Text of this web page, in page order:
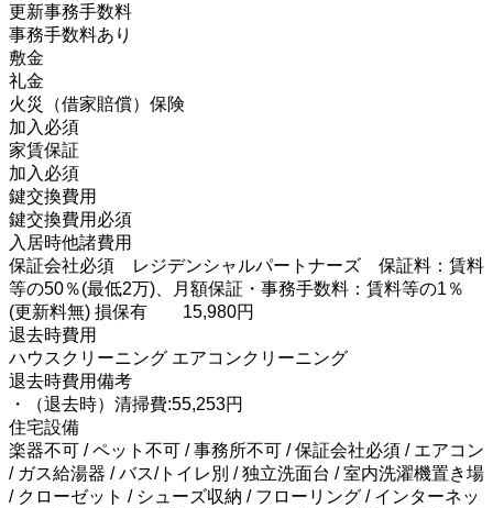
更新事務手数料
事務手数料あり
敷金
礼金
火災（借家賠償）保険
加入必須
家賃保証
加入必須
鍵交換費用
鍵交換費用必須
入居時他諸費用
保証会社必須 レジデンシャルパートナーズ 保証料：賃料
等の50％(最低2万)、月額保証・事務手数料：賃料等の1％
(更新料無) 損保有 15,980円
退去時費用
ハウスクリーニング エアコンクリーニング
退去時費用備考
・（退去時）清掃費:55,253円
住宅設備
楽器不可 / ペット不可 / 事務所不可 / 保証会社必須 / エアコン
/ ガス給湯器 / バス/トイレ別 / 独立洗面台 / 室内洗濯機置き場
/ クローゼット / シューズ収納 / フローリング / インターネッ